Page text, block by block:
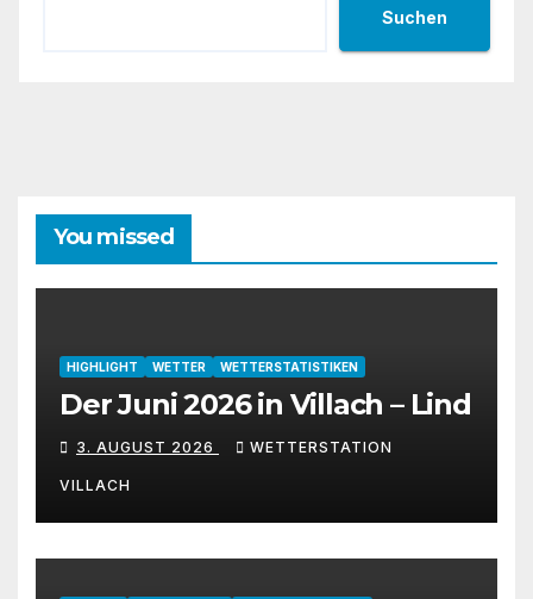
Suchen
You missed
HIGHLIGHT WETTER WETTERSTATISTIKEN
Der Juni 2026 in Villach – Lind
3. AUGUST 2026 WETTERSTATION
VILLACH